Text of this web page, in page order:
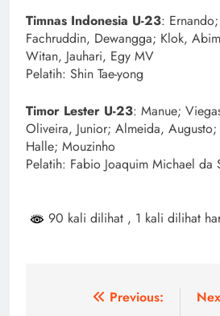
Timnas Indonesia U-23:
Fachruddin, Dewangga; Klok,
Witan, Jauhari, Egy MV
Pelatih: Shin Tae-yong
Timor Lester U-23: Manue;
Oliveira, Junior; Almeida,
Halle; Mouzinho
Pelatih: Fabio Joaquim Michael da
90 kali dilihat , 1 kali dilihat
NavigasiPrevious: